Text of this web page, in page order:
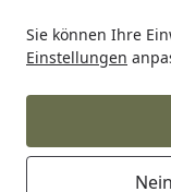
Sie können Ihre
Einstellungen
Startseite
Arbeitskleidung
Snickers